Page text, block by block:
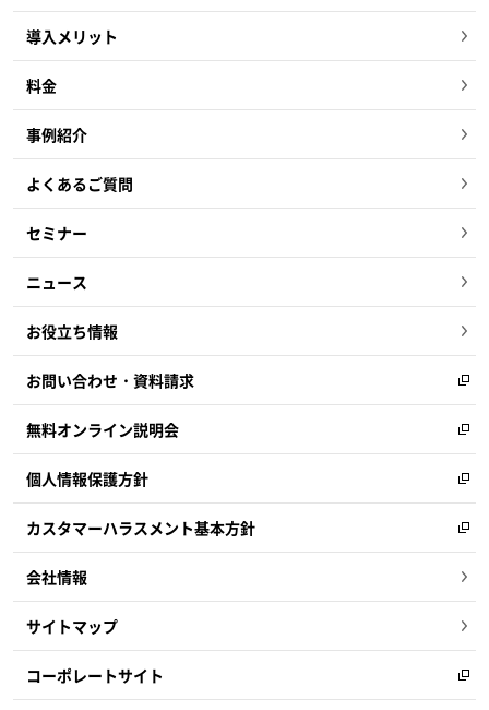
導入メリット
料金
事例紹介
よくあるご質問
セミナー
ニュース
お役立ち情報
お問い合わせ・資料請求
無料オンライン説明会
個人情報保護方針
カスタマーハラスメント基本方針
会社情報
サイトマップ
コーポレートサイト